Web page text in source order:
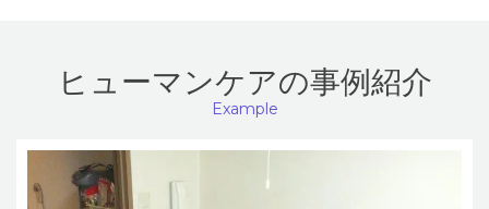
ヒューマンケアの事例紹介
Example